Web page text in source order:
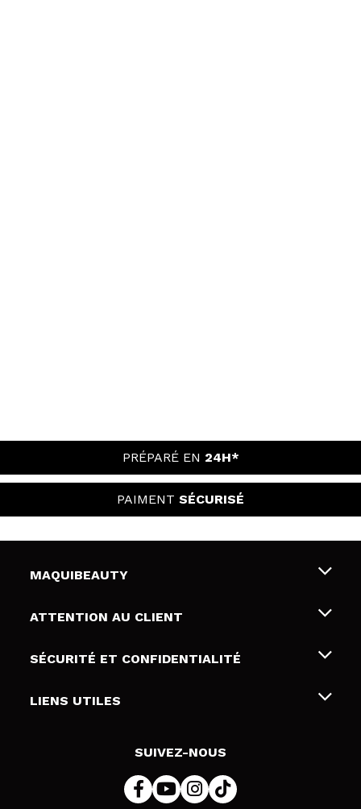
PRÉPARÉ EN 24H*
PAIMENT SÉCURISÉ
MAQUIBEAUTY
Qui sommes nous
Cartes-cadeaux
ATTENTION AU CLIENT
Livraison & retour
Modes de paiement
SÉCURITÉ ET CONFIDENTIALITÉ
Conditions et confidentialité
LIENS UTILES
SUIVEZ-NOUS